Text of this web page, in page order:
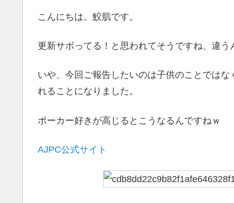
こんにちは。鮫肌です。
更新サボってる！と思われてそうですね、違
いや、今回ご報告したいのは子供のことでは
れることになりました。
ポーカー好きが高じるとこうなるんですねｗ
AJPC公式サイト